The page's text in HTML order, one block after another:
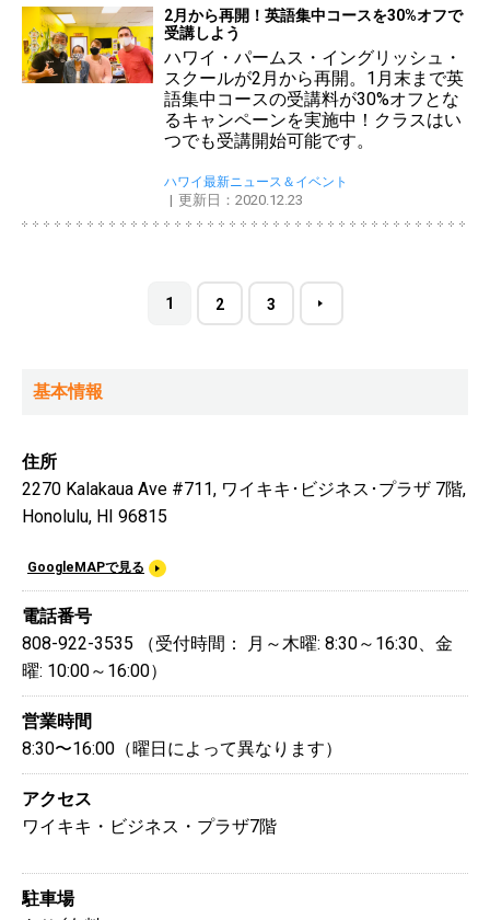
2月から再開！英語集中コースを30%オフで
受講しよう
ハワイ・パームス・イングリッシュ・
スクールが2月から再開。1月末まで英
語集中コースの受講料が30%オフとな
るキャンペーンを実施中！クラスはい
つでも受講開始可能です。
ハワイ最新ニュース＆イベント
更新日：2020.12.23
1 2 3
基本情報
住所
2270 Kalakaua Ave #711, ワイキキ･ビジネス･プラザ 7階,
Honolulu, HI 96815
GoogleMAPで見る
電話番号
808-922-3535 （受付時間： 月～木曜: 8:30～16:30、金
曜: 10:00～16:00）
営業時間
8:30〜16:00（曜日によって異なります）
アクセス
ワイキキ・ビジネス・プラザ7階
駐車場